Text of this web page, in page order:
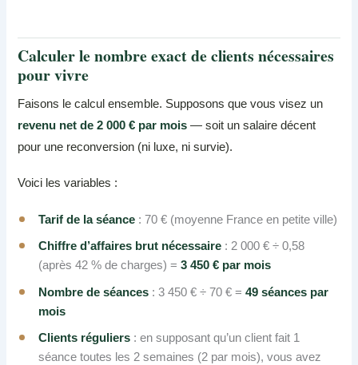
Calculer le nombre exact de clients nécessaires
pour vivre
Faisons le calcul ensemble. Supposons que vous visez un
revenu net de 2 000 € par mois — soit un salaire décent
pour une reconversion (ni luxe, ni survie).
Voici les variables :
Tarif de la séance : 70 € (moyenne France en petite ville)
Chiffre d’affaires brut nécessaire : 2 000 € ÷ 0,58
(après 42 % de charges) =3 450 € par mois
Nombre de séances : 3 450 € ÷ 70 € =49 séances par
mois
Clients réguliers : en supposant qu’un client fait 1
séance toutes les 2 semaines (2 par mois), vous avez